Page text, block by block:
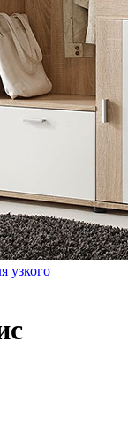
узкого